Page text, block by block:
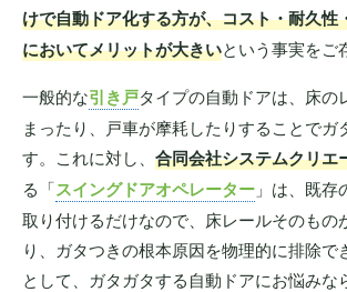
けで自動ドア化する方が、コスト・耐久性
においてメリットが大きいという事実をご
一般的な引き戸タイプの自動ドアは、床の
まったり、戸車が摩耗したりすることでガ
す。これに対し、 合同会社システムクリエ
る「スイングドアオペレーター 」は、既存
取り付けるだけなので、床レールそのもの
り、ガタつきの根本原因を物理的に排除で
として、ガタガタする自動ドアにお悩みな